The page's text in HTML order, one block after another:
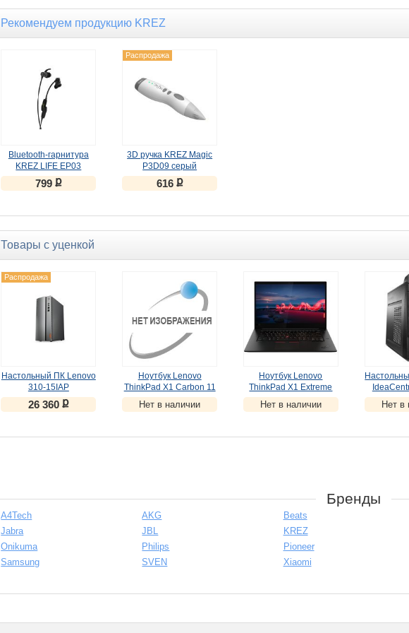
Рекомендуем продукцию KREZ
Bluetooth-гарнитура
KREZ LIFE EP03
черный
799 ք
Распродажа
3D ручка KREZ Magic
P3D09 серый
616 ք
Товары с уценкой
Распродажа
Настольный ПК Lenovo
310-15IAP
(90G6000MRS)
(УЦЕНКА)
26 360 ք
Ноутбук Lenovo
ThinkPad X1 Carbon 11
(21HM005PRT)
(УЦЕНКА)
Нет в наличии
Ноутбук Lenovo
ThinkPad X1 Extreme
G3 T (20TK002YRT)
(УЦЕНКА)
Нет в наличии
(
Нет в
Бренды
A4Tech AKG Beats
Jabra
JBL KREZ
Onikuma
Philips Pioneer
Samsung
SVEN Xiaomi